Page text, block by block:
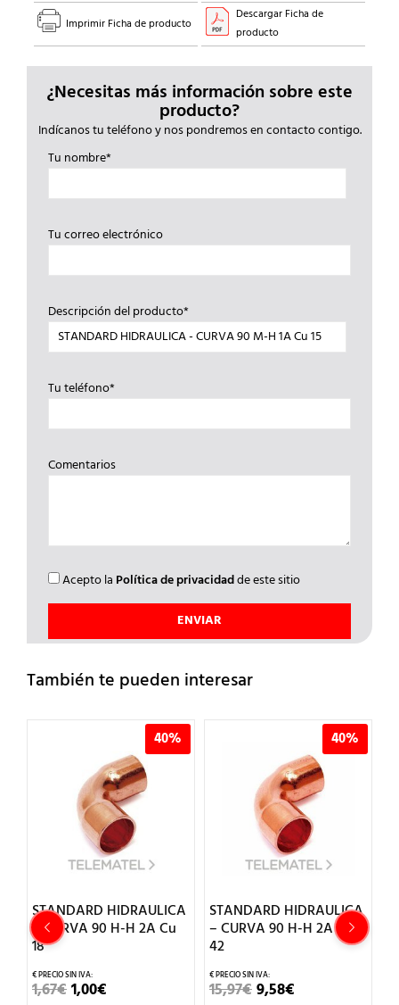
Imprimir Ficha de producto
Descargar Ficha de
producto
¿Necesitas más información sobre este
producto?
Indícanos tu teléfono y nos pondremos en contacto contigo.
Tu nombre*
Tu correo electrónico
Descripción del producto*
Tu teléfono*
Comentarios
Acepto la Política de privacidadde este sitio
También te pueden interesar
40%
STANDARD HIDRAULICA
– CURVA 90 H-H 2A Cu
18
1,67€EL
1,00€
40%
STANDARD HIDRAULICA
– CURVA 90 H-H 2A Cu
42
15,97€EL
9,58€